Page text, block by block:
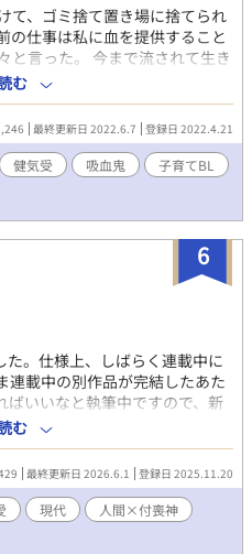
て、ゴミ捨て置き場に捨てられ
の仕事は私に血を提供すること
と言った。 今まで流されて生き
て、時が来れば捨てられる。 そ
みで家政婦をする傍ら、血の
ど……。 愛情を知らぬ男と、一
二人の吸血鬼と一人の人間。 三
- - - - - - - - - - - - - - - - - - - - - - - -
■攻めは吸血鬼のため、現代
みの作品なので予約投稿を予
- - - - - - - - - - - - - - - - - - - - 傲慢
む
最終更新日 2022.6.7 登録日 2022.4.21
健気受 吸血鬼
子育てBL
6
。仕様上、しばらく連載中に
連載中の別作品が完結したあた
ばいいなと執筆中ですので、新
■あらすじ 特に大切にされた覚
チャーでゲットしてゲーセンの
されてたけど、神、宿りまし
んで？ あ、神といっても特別
置いといて下さいね。宿った
嘘でしょ？！ え？なんです
っ気有)×付喪神(生まれたて
む
最終更新日 2026.6.1 登録日 2025.11.20
現代
人間×付喪神